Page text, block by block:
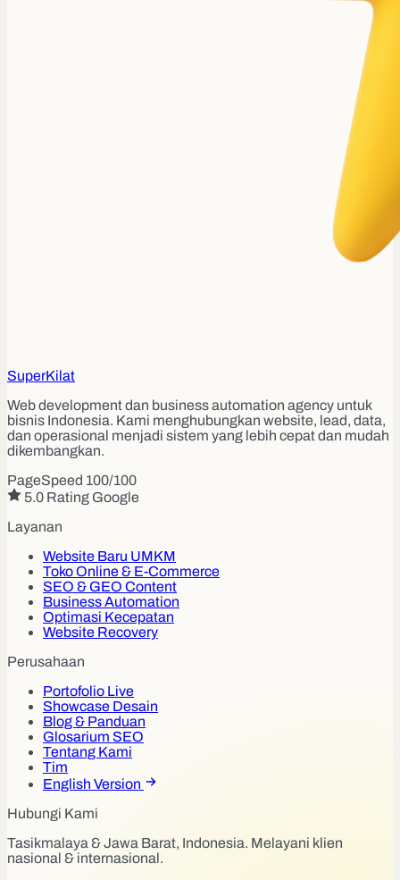
SuperKilat
Web development dan business automation agency untuk
bisnis Indonesia. Kami menghubungkan website, lead, data,
dan operasional menjadi sistem yang lebih cepat dan mudah
dikembangkan.
PageSpeed 100/100
5.0 Rating Google
Layanan
Website Baru UMKM
Toko Online & E-Commerce
SEO & GEO Content
Business Automation
Optimasi Kecepatan
Website Recovery
Perusahaan
Portofolio Live
Showcase Desain
Blog & Panduan
Glosarium SEO
Tentang Kami
Tim
English Version
Hubungi Kami
Tasikmalaya & Jawa Barat, Indonesia. Melayani klien
nasional & internasional.